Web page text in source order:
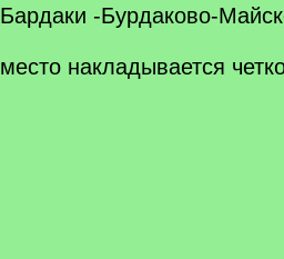
Бардаки -Бурдаково-
место накладывается